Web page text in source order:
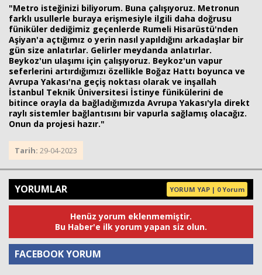
"Metro isteğinizi biliyorum. Buna çalışıyoruz. Metronun
farklı usullerle buraya erişmesiyle ilgili daha doğrusu
füniküler dediğimiz geçenlerde Rumeli Hisarüstü'nden
Aşiyan'a açtığımız o yerin nasıl yapıldığını arkadaşlar bir
gün size anlatırlar. Gelirler meydanda anlatırlar.
Beykoz'un ulaşımı için çalışıyoruz. Beykoz'un vapur
seferlerini artırdığımızı özellikle Boğaz Hattı boyunca ve
Avrupa Yakası'na geçiş noktası olarak ve inşallah
İstanbul Teknik Üniversitesi İstinye fünikülerini de
bitince orayla da bağladığımızda Avrupa Yakası'yla direkt
raylı sistemler bağlantısını bir vapurla sağlamış olacağız.
Onun da projesi hazır."
Tarih: 29-04-2023
YORUMLAR YORUM YAP | 0 Yorum
Henüz yorum eklenmemiştir.
Bu Haber'e ilk yorum yapan siz olun.
FACEBOOK YORUM